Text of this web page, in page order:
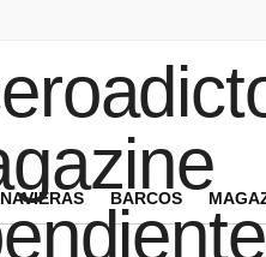
NAVIERAS BARCOS